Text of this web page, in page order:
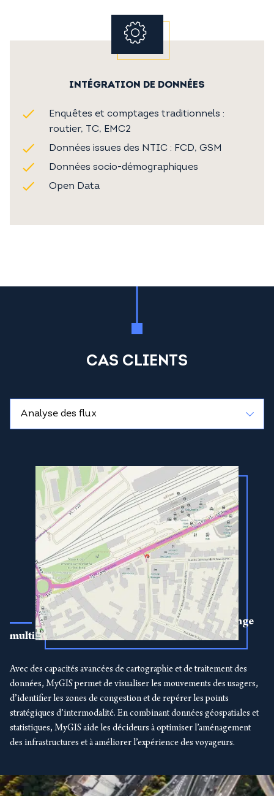
INTÉGRATION DE DONNÉES
Enquêtes et comptages traditionnels :
routier, TC, EMC2
Données issues des NTIC : FCD, GSM
Données socio-démographiques
Open Data
CAS CLIENTS
Analyser les flux autour d’un pôle d’échange
multimodal
Avec des capacités avancées de cartographie et de traitement des
données, MyGIS permet de visualiser les mouvements des usagers,
d’identifier les zones de congestion et de repérer les points
stratégiques d’intermodalité. En combinant données géospatiales et
statistiques, MyGIS aide les décideurs à optimiser l’aménagement
des infrastructures et à améliorer l’expérience des voyageurs.